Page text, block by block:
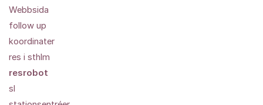
Webbsida
follow up
koordinater
res i sthlm
resrobot
sl